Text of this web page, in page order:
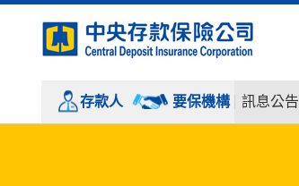
存款人 要保機構 訊息公告